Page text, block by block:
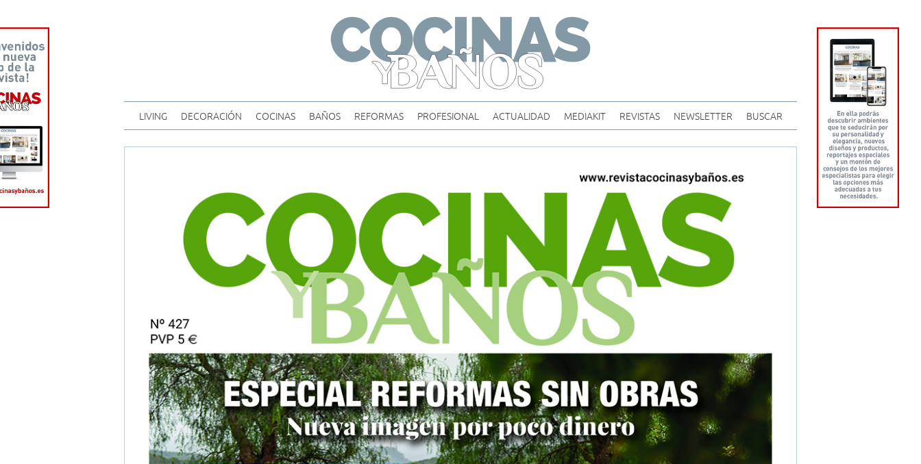
content
LIVING DECORACIÓN COCINAS BAÑOS REFORMAS PROFESIONAL ACTUALIDAD MEDIAKIT REVISTAS NEWSLETTER BUSCAR